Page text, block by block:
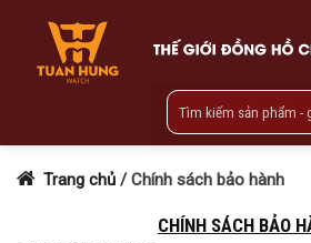
content
Trang chủ /Chính sách bảo hành
CHÍNH SÁCH BẢO